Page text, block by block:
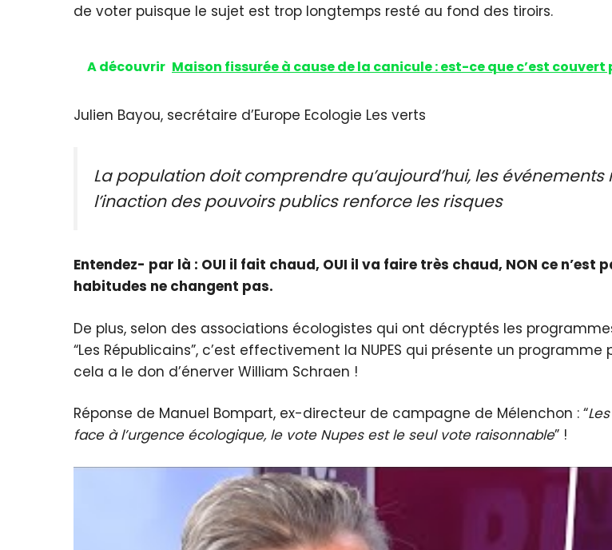
de voter puisque le sujet est trop longtemps resté au fond des tiroirs.
A découvrir Maison fissurée à cause de la canicule : est-ce que c’est
Julien Bayou, secrétaire d’Europe Ecologie Les verts
La population doit comprendre qu’aujourd’hui, les
l’inaction des pouvoirs publics renforce les risques
Entendez- par là : OUI il fait chaud, OUI il va faire très chaud, NON ce n’est
habitudes ne changent pas.
De plus, selon des associations écologistes qui ont décryptés les
“Les Républicains”, c’est effectivement la NUPES qui présente un
cela a le don d’énerver William Schraen !
Réponse de Manuel Bompart, ex-directeur de campagne de Mélenchon : “
face à l’urgence écologique, le vote Nupes est le seul vote raisonnable” !